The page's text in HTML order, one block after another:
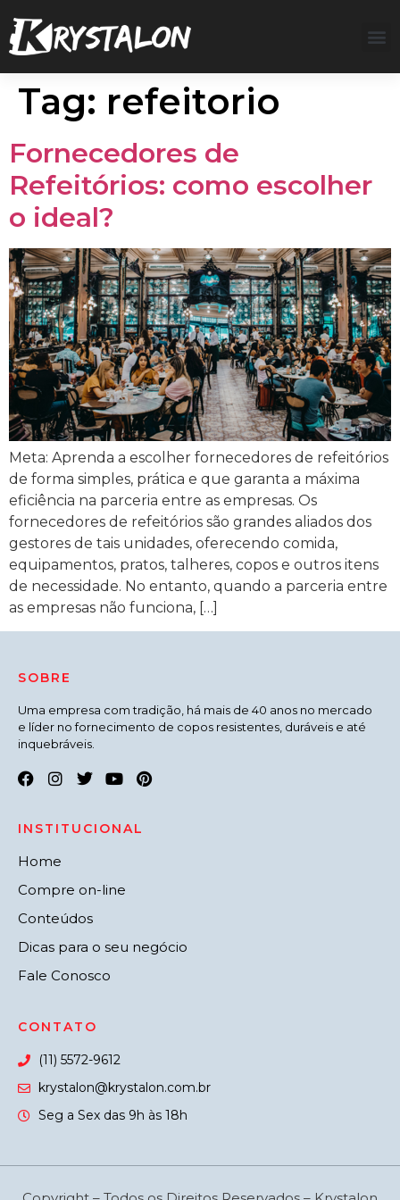
Tag: refeitorio
Fornecedores de
Refeitórios: como escolher
o ideal?
Meta: Aprenda a escolher fornecedores de refeitórios
de forma simples, prática e que garanta a máxima
eficiência na parceria entre as empresas. Os
fornecedores de refeitórios são grandes aliados dos
gestores de tais unidades, oferecendo comida,
equipamentos, pratos, talheres, copos e outros itens
de necessidade. No entanto, quando a parceria entre
as empresas não funciona, […]
SOBRE
Uma empresa com tradição, há mais de 40 anos no mercado
e líder no fornecimento de copos resistentes, duráveis e até
inquebráveis.
INSTITUCIONAL
Home
Compre on-line
Conteúdos
Dicas para o seu negócio
Fale Conosco
CONTATO
(11) 5572-9612
krystalon@krystalon.com.br
Seg a Sex das 9h às 18h